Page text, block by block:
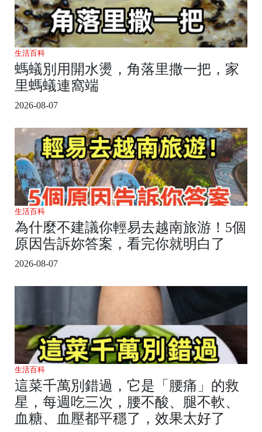
生活百科
螞蟻別用開水燙，角落里撒一把，家
里螞蟻連窩端
2026-08-07
生活百科
為什麼不建議你輕易去越南旅游！5個
原因告訴妳答案，看完你就明白了
2026-08-07
生活百科
這菜千萬別錯過，它是「腰痛」的救
星，每週吃三次，腰不酸、腿不軟、
血糖、血壓都平穩了，效果太好了